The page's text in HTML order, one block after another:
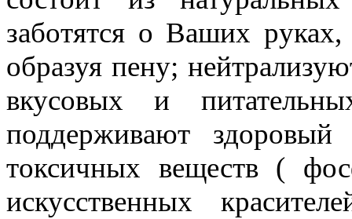
заботятся о Ваших руках,
образуя пену;
вкусовых и
поддерживают
токсичных веществ (
искусственных